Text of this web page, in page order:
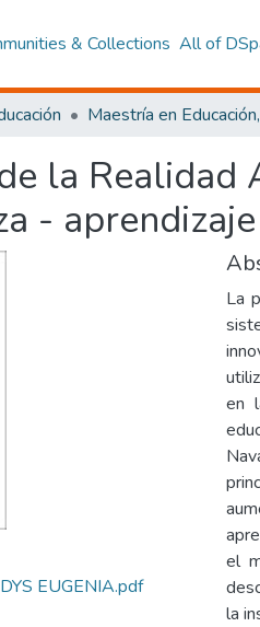
& Collections All of
la Realidad
-
EUGENIA.pdf
La
en
el
la